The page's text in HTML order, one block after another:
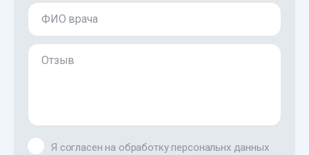
ФИО врача
Отзыв
Я согласен на обработку персональнх данных